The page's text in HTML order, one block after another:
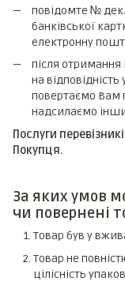
повідомте №
банківської
електронну
після отримання
на
повертаємо Вам
надсилаємо
Послуги
Покупця.
За яких умов
чи повернені
Товар був у
Товар не
цілісність